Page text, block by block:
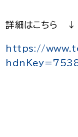
詳細はこちら ↓
https://